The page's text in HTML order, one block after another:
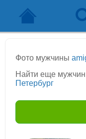
Фото мужчины
Найти еще
Петербург